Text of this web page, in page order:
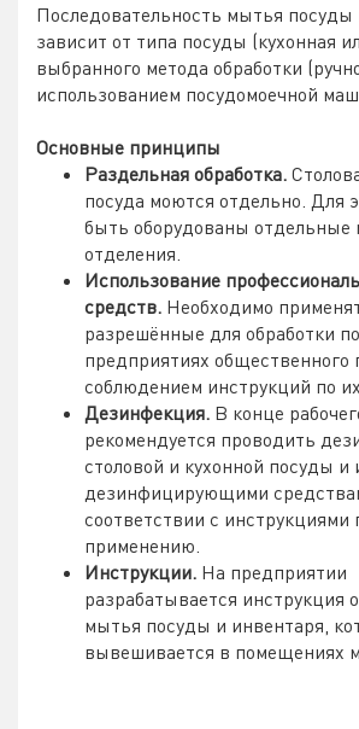
Последовательность мытья
зависит от типа посуды (кухонная
выбранного метода обработки
использованием посудомоечной
Основные принципы
Раздельная обработка.
посуда моются отдельно. Для
быть оборудованы отдельные
отделения.
Использование
средств. Необходимо
разрешённые для обработки
предприятиях общественного
соблюдением инструкций по
Дезинфекция. В конце
рекомендуется проводить
столовой и кухонной посуды и
дезинфицирующими
соответствии с инструкциями
применению.
Инструкции. На предприятии
разрабатывается инструкция
мытья посуды и инвентаря,
вывешивается в помещениях